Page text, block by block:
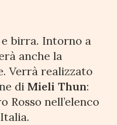
birra. Intorno a
anche la
Verrà realizzato
di Mieli Thun:
Rosso nell’elenco